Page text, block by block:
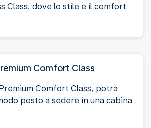
Class, dove lo stile e il comfort
Comfort Class
Comfort Class, potrà
posto a sedere in una cabina